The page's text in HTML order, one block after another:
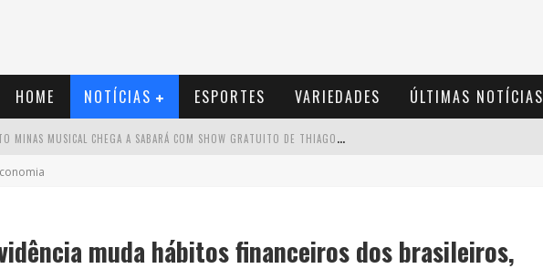
HOME NOTÍCIAS ESPORTES VARIEDADES ÚLTIMAS NOTÍCIAS
C
IRCUITO MINAS MUSICAL CHEGA A SABARÁ COM SHOW GRATUITO DE THIAGO DELEGADO, NATH RODRIGUES E TULIO ARAUJO
GUEDES TRAZ TURNÊ “MILTON CANTA LULU” A BELO HORIZONTE
muda hábitos financeiros dos brasileiros,